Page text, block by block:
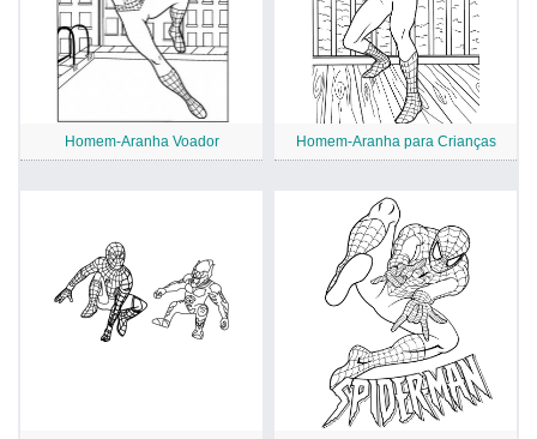
Homem-Aranha Voador Homem-Aranha para Crianças